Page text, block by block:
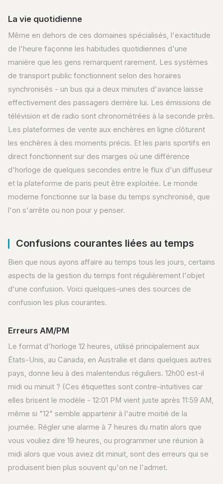
La vie quotidienne
Même en dehors de ces domaines spécialisés, l'exactitude
de l'heure façonne les habitudes quotidiennes d'une
manière que les gens remarquent rarement. Les systèmes
de transport public fonctionnent selon des horaires
synchronisés - un bus qui a deux minutes d'avance laisse
effectivement des passagers derrière lui. Les émissions de
télévision et de radio sont chronométrées à la seconde près.
Les plateformes de vente aux enchères en ligne clôturent
les enchères à des moments précis. Et les paris sportifs en
direct fonctionnent sur des marges où une différence
d'horloge de quelques secondes entre le flux d'un diffuseur
et la plateforme de paris peut être exploitée. Le monde
moderne fonctionne sur la base du temps synchronisé, que
l'on s'arrête ou non pour y penser.
Confusions courantes liées au temps
Bien que nous ayons affaire au temps tous les jours, certains
aspects de la gestion du temps font régulièrement l'objet
d'une confusion. Voici quelques-unes des sources de
confusion les plus courantes.
Erreurs AM/PM
Le format d'horloge 12 heures, utilisé principalement aux
États-Unis, au Canada, en Australie et dans quelques autres
pays, donne lieu à des malentendus réguliers. 12h00 est-il
midi ou minuit ? (Ces étiquettes sont contre-intuitives car
elles brisent le modèle - 12:01 PM vient juste après 11:59 AM,
même si "12" semble appartenir à l'autre moitié de la
journée. Régler une alarme à 7 heures du matin alors que
vous vouliez dire 19 heures, ou programmer une réunion à
midi alors que vous aviez dit minuit, sont des erreurs qui se
produisent bien plus souvent qu'on ne l'admet.